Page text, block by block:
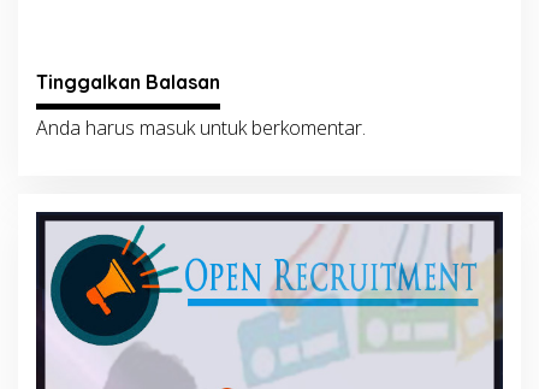
Tinggalkan Balasan
Anda harus masukuntuk berkomentar.